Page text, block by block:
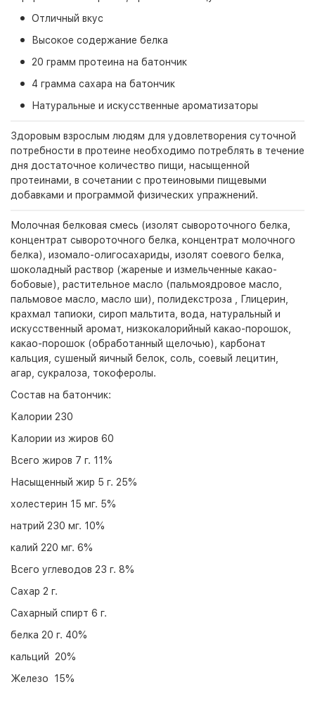
Отличный вкус
Высокое содержание белка
20 грамм протеина на батончик
4 грамма сахара на батончик
Натуральные и искусственные ароматизаторы
Здоровым взрослым людям для удовлетворения суточной
потребности в протеине необходимо потреблять в течение
дня достаточное количество пищи, насыщенной
протеинами, в сочетании с протеиновыми пищевыми
добавками и программой физических упражнений.
Молочная белковая смесь (изолят сывороточного белка,
концентрат сывороточного белка, концентрат молочного
белка), изомало-олигосахариды, изолят соевого белка,
шоколадный раствор (жареные и измельченные какао-
бобовые), растительное масло (пальмоядровое масло,
пальмовое масло, масло ши), полидекстроза , Глицерин,
крахмал тапиоки, сироп мальтита, вода, натуральный и
искусственный аромат, низкокалорийный какао-порошок,
какао-порошок (обработанный щелочью), карбонат
кальция, сушеный яичный белок, соль, соевый лецитин,
агар, сукралоза, токоферолы.
Состав на батончик:
Калории 230
Калории из жиров 60
Всего жиров 7 г. 11%
Насыщенный жир 5 г. 25%
холестерин 15 мг. 5%
натрий 230 мг. 10%
калий 220 мг. 6%
Всего углеводов 23 г. 8%
Сахар 2 г.
Сахарный спирт 6 г.
белка 20 г. 40%
кальций 20%
Железо 15%